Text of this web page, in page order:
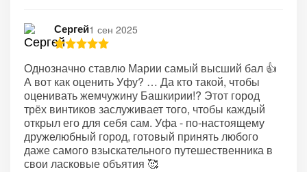
Сергей1 сен 2025
Однозначно ставлю Марии самый высший бал 👍
А вот как оценить Уфу? … Да кто такой, чтобы
оценивать жемчужину Башкирии!? Этот город
трёх винтиков заслуживает того, чтобы каждый
открыл его для себя сам. Уфа - по-настоящему
дружелюбный город, готовый принять любого
даже самого взыскательного путешественника в
свои ласковые объятия 🥰